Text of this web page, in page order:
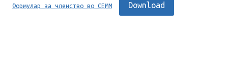
Формулар за членство во СЕММ Download